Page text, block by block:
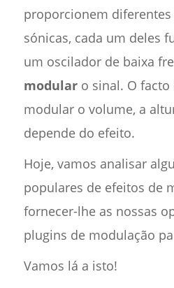
proporcionem
sónicas, cada um deles
um oscilador de baixa
modularo sinal. O facto
modular o volume, a
depende do efeito.
Hoje, vamos analisar
populares de efeitos de
fornecer-lhe as nossas
plugins de modulação
Vamos lá a isto!